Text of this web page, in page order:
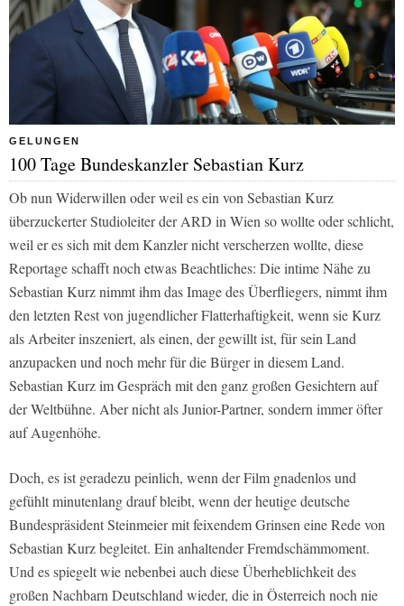
GELUNGEN
100 Tage Bundeskanzler Sebastian Kurz
Ob nun Widerwillen oder weil es ein von Sebastian Kurz
überzuckerter Studioleiter der ARD in Wien so wollte oder schlicht,
weil er es sich mit dem Kanzler nicht verscherzen wollte, diese
Reportage schafft noch etwas Beachtliches: Die intime Nähe zu
Sebastian Kurz nimmt ihm das Image des Überfliegers, nimmt ihm
den letzten Rest von jugendlicher Flatterhaftigkeit, wenn sie Kurz
als Arbeiter inszeniert, als einen, der gewillt ist, für sein Land
anzupacken und noch mehr für die Bürger in diesem Land.
Sebastian Kurz im Gespräch mit den ganz großen Gesichtern auf
der Weltbühne. Aber nicht als Junior-Partner, sondern immer öfter
auf Augenhöhe.
Doch, es ist geradezu peinlich, wenn der Film gnadenlos und
gefühlt minutenlang drauf bleibt, wenn der heutige deutsche
Bundespräsident Steinmeier mit feixendem Grinsen eine Rede von
Sebastian Kurz begleitet. Ein anhaltender Fremdschämmoment.
Und es spiegelt wie nebenbei auch diese Überheblichkeit des
großen Nachbarn Deutschland wieder, die in Österreich noch nie